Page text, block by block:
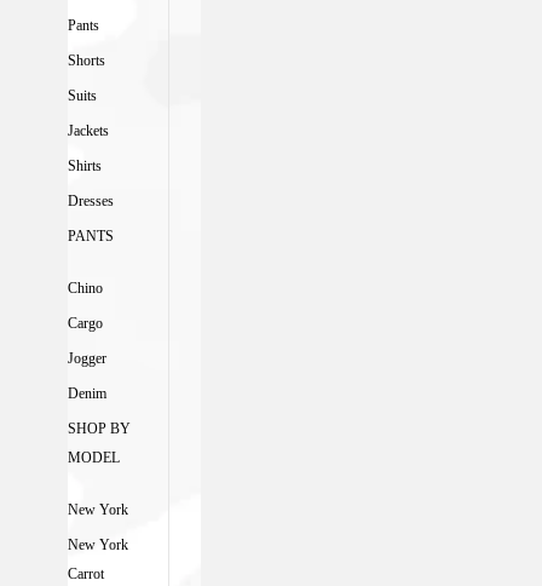
Pants
Shorts
Suits
Jackets
Shirts
Dresses
PANTS
Chino
Cargo
Jogger
Denim
SHOP BY
MODEL
New York
New York
Carrot